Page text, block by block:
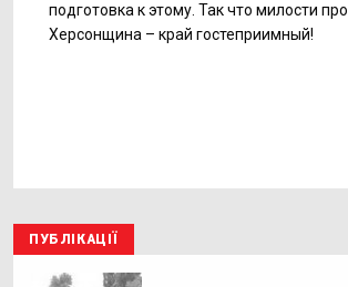
подготовка к этому. Так что милости
Херсонщина – край гостеприимный!
ПУБЛІКАЦІЇ